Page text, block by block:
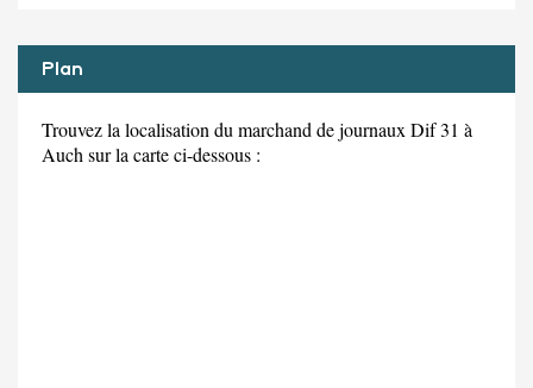
Plan
Trouvez la localisation du marchand de journaux Dif 31 à
Auch sur la carte ci-dessous :